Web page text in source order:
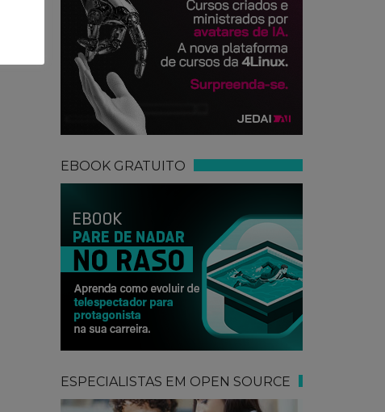
EBOOK GRATUITO
ESPECIALISTAS EM OPEN SOURCE